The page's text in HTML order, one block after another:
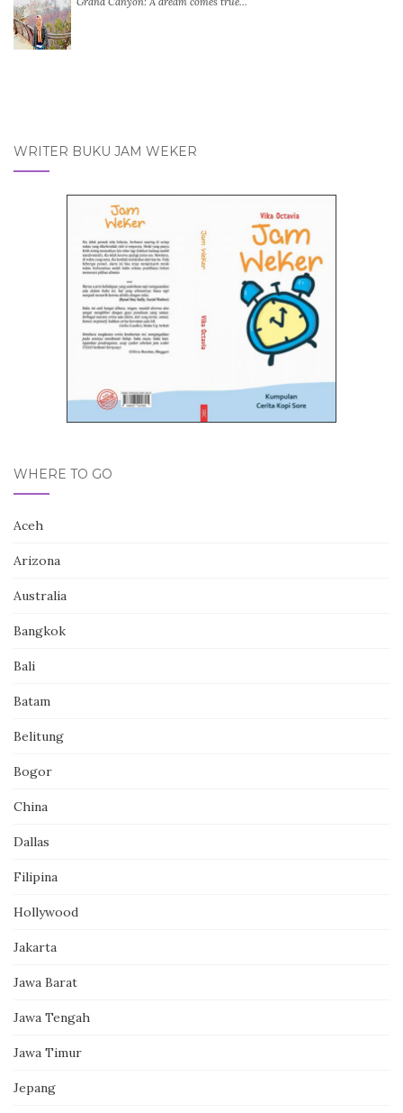
WRITER BUKU JAM WEKER
WHERE TO GO
Aceh
Arizona
Australia
Bangkok
Bali
Batam
Belitung
Bogor
China
Dallas
Filipina
Hollywood
Jakarta
Jawa Barat
Jawa Tengah
Jawa Timur
Jepang